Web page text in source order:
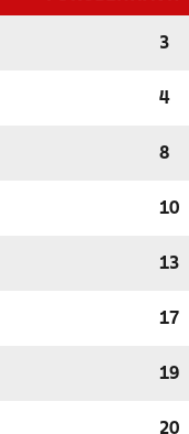
3
4
8
10
13
17
19
20